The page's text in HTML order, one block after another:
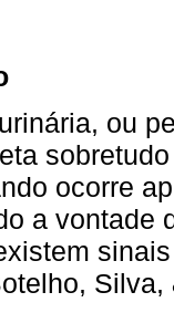
ou
ocorre
a vontade
Silva,